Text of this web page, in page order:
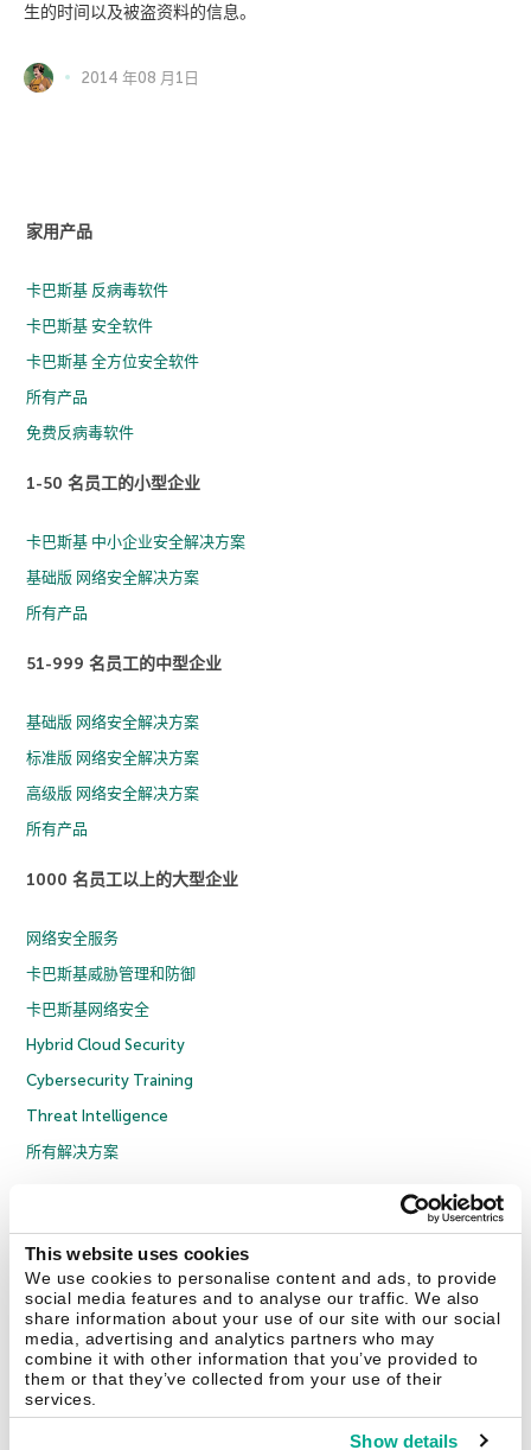
This website uses cookies
We use cookies to personalise content and ads, to provide
social media features and to analyse our traffic. We also
share information about your use of our site with our social
media, advertising and analytics partners who may
combine it with other information that you’ve provided to
them or that they’ve collected from your use of their
services.
Show details
生的时间以及被盗资料的信息。
2014 年08 月1日
家用产品
卡巴斯基 反病毒软件
卡巴斯基 安全软件
卡巴斯基 全方位安全软件
所有产品
免费反病毒软件
1-50 名员工的小型企业
卡巴斯基 中小企业安全解决方案
基础版 网络安全解决方案
所有产品
51-999 名员工的中型企业
基础版 网络安全解决方案
标准版 网络安全解决方案
高级版 网络安全解决方案
所有产品
1000 名员工以上的大型企业
网络安全服务
卡巴斯基威胁管理和防御
卡巴斯基网络安全
Hybrid Cloud Security
Cybersecurity Training
Threat Intelligence
所有解决方案
隐私策略
反腐败政策
许可协议 B2B
京ICP备12053225号
京公网安备 11010102001169号
联系我们 关于我们 合作伙伴 Blog 资源中心 新闻稿
Securelist Eugene Personal Blog